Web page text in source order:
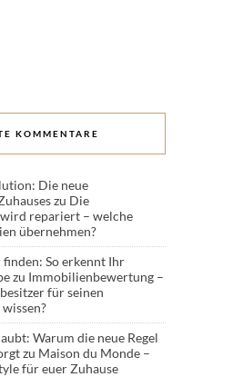
KOMMENTARE
Die neue
zu Die
repariert – welche
übernehmen?
So erkennt Ihr
zu Immobilienbewertung –
für seinen
Warum die neue Regel
zu Maison du Monde –
für euer Zuhause